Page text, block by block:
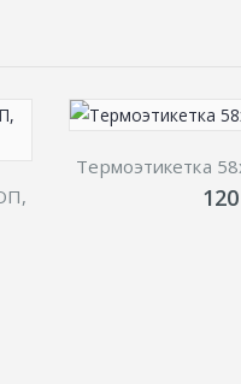
Термоэтикетка
120